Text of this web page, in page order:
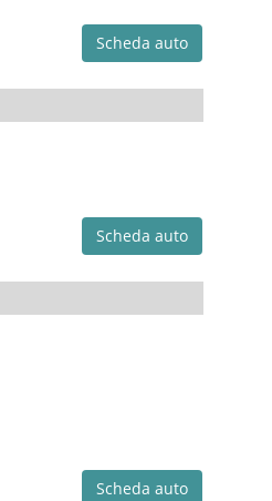
Scheda auto
Scheda auto
Scheda auto